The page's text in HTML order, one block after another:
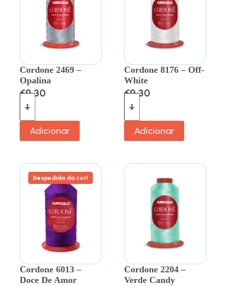
Cordone 2469 –
Opalina
€9.30
Adicionar
Cordone 8176 – Off-
White
€9.30
Adicionar
Despedida da cor!
Cordone 6013 –
Doce De Amor
Cordone 2204 –
Verde Candy